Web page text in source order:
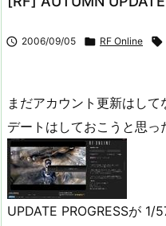
 2006/09/05  RF Online 
まだアカウント更新はし
デートはしておこうと思っ
UPDATE PROGRESSが